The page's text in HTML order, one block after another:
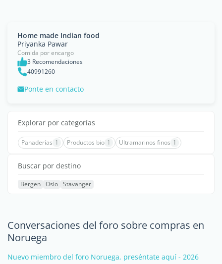
Home made Indian food
Priyanka Pawar
Comida por encargo
3 Recomendaciones
40991260
Ponte en contacto
Explorar por categorías
Panaderías 1 Productos bio 1 Ultramarinos finos 1
Buscar por destino
Bergen Oslo Stavanger
Conversaciones del foro sobre compras en
Noruega
Nuevo miembro del foro Noruega, preséntate aquí - 2026